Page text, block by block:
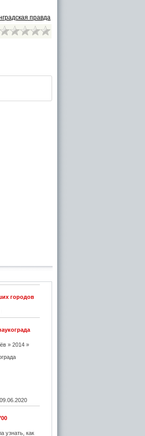
правда
городов
» 2014 »
узнать, как